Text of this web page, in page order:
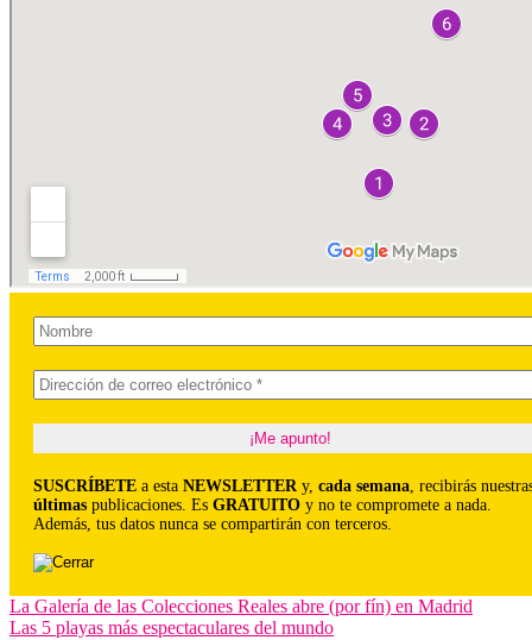
SUSCRÍBETE a esta NEWSLETTERy, cada semana, recibirás
últimas publicaciones. Es GRATUITO y no te compromete a nada.
Además, tus datos nunca se compartirán con terceros.
Navegación
La Galería de las Colecciones Reales abre (por fín) en Madrid
Las 5 playas más espectaculares del mundo